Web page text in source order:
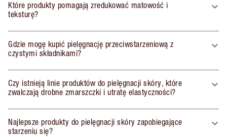
Które produkty pomagają zredukować matowość i
teksturę?
Gdzie mogę kupić pielęgnację przeciwstarzeniową z
czystymi składnikami?
Czy istnieją linie produktów do pielęgnacji skóry, które
zwalczają drobne zmarszczki i utratę elastyczności?
Najlepsze produkty do pielęgnacji skóry zapobiegające
starzeniu się?